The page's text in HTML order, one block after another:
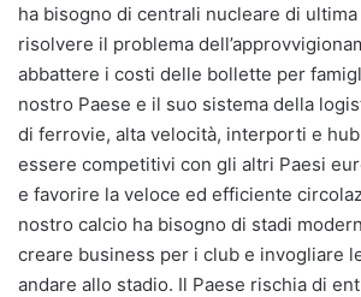
ha bisogno di centrali nucleare di
risolvere il problema
abbattere i costi delle bollette per
nostro Paese e il suo sistema della
di ferrovie, alta velocità, interporti e
essere competitivi con gli altri Paesi
e favorire la veloce ed efficiente
nostro calcio ha bisogno di stadi
creare business per i club e invogliare
andare allo stadio. Il Paese rischia di